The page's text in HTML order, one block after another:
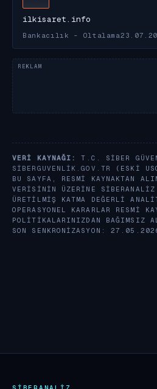
ilkisaret.info
Bankacılık - Oltalama
VERI KAYNAĞI:
T.C. SIBER
SIBERGUVENLIK.GOV.TR
(ESKI
BU SAYFA, RESMI KAYNAKTAN
VERISININ ÜZERINE SIBERANALIZ
ÜRETILMIŞ KATMA DEĞERLI
OPERASYONEL KARARLAR RESMI
POLITIKALARINIZDAN BAĞIMSIZ
SON SENKRONIZASYON: